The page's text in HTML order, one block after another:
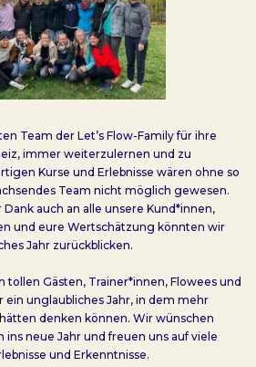
Team der Let’s Flow-Family für ihre
immer weiterzulernen und zu
Kurse und Erlebnisse wären ohne so
Team nicht möglich gewesen.
auch an alle unsere Kund*innen,
und eure Wertschätzung könnten wir
Jahr zurückblicken.
tollen Gästen, Trainer*innen, Flowees und
unglaubliches Jahr, in dem mehr
denken können. Wir wünschen
neue Jahr und freuen uns auf viele
und Erkenntnisse.